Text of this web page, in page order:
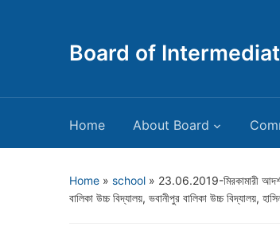
Board of
Home About Board
Home » school » 23.06.2019-মিরকামারী আদর্শ
বালিকা উচ্চ বিদ্যালয়, ভবানীপুর বালিকা উচ্চ বিদ্যালয়,